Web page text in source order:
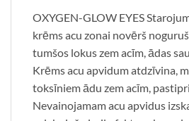
OXYGEN-GLOW EYES
krēms acu zonai novērš
tumšos lokus zem acīm, ādas
Krēms acu apvidum atdzīvina,
toksīniem ādu zem acīm,
Nevainojamam acu apvidus